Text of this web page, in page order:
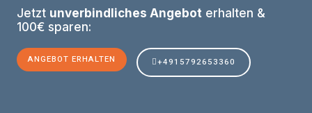
Jetzt unverbindliches Angebot erhalten &
100€ sparen:
ANGEBOT ERHALTEN +4915792653360